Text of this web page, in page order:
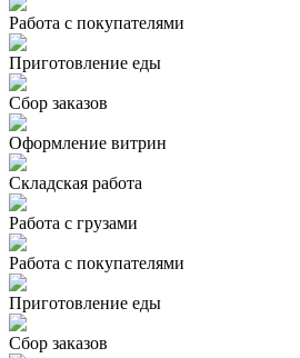
Работа с покупателями
Приготовление еды
Сбор заказов
Оформление витрин
Складская работа
Работа с грузами
Работа с покупателями
Приготовление еды
Сбор заказов